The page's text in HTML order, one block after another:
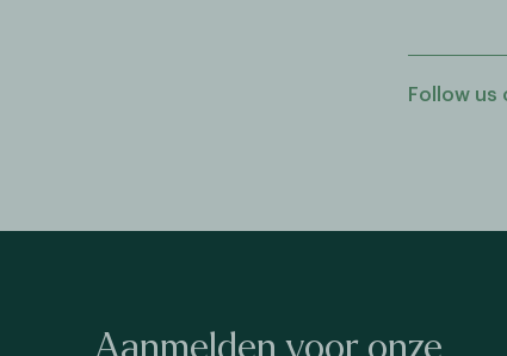
Follow us
Aanmelden voor onze